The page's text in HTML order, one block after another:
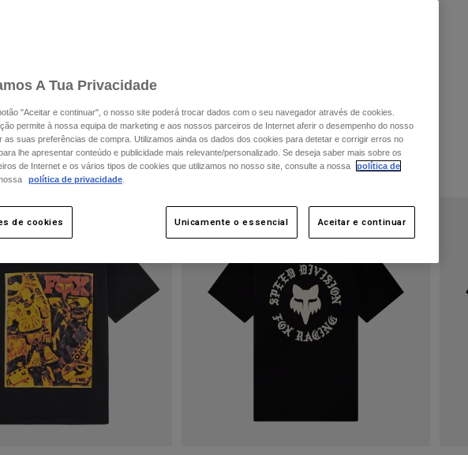
A Tua Privacidade
"Aceitar e continuar", o nosso site poderá trocar dados com o seu navegador através de cookies.
permite à nossa equipa de marketing e aos nossos parceiros de Internet aferir o desempenho do nosso
as suas preferências de compra. Utilizamos ainda os dados dos cookies para detetar e corrigir erros no
lhe apresentar conteúdo e publicidade mais relevante/personalizado. Se deseja saber mais sobre os
de Internet e os vários tipos de cookies que utilizamos no nosso site, consulte a nossa
política de
política de privacidade.
de cookies Unicamente o essencial Aceitar e continuar